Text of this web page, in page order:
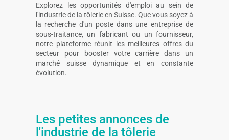
Explorez les opportunités d'emploi au sein de
l'industrie de la tôlerie en Suisse. Que vous soyez à
la recherche d'un poste dans une entreprise de
sous-traitance, un fabricant ou un fournisseur,
notre plateforme réunit les meilleures offres du
secteur pour booster votre carrière dans un
marché suisse dynamique et en constante
évolution.
Les petites annonces de
l'industrie de la tôlerie